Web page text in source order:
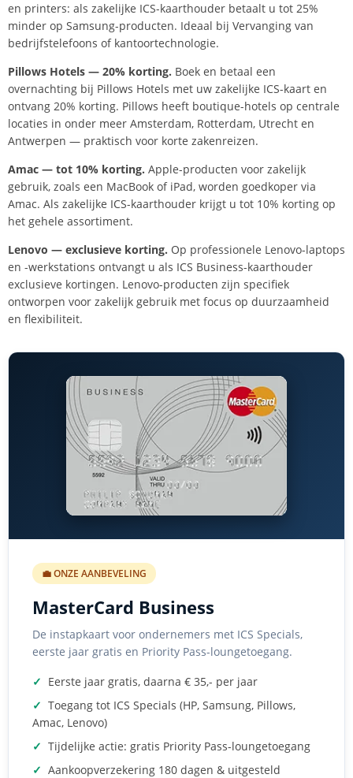
en printers: als zakelijke ICS-kaarthouder betaalt u tot 25%
minder op Samsung-producten. Ideaal bij Vervanging van
bedrijfstelefoons of kantoortechnologie.
Pillows Hotels — 20% korting. Boek en betaal een
overnachting bij Pillows Hotels met uw zakelijke ICS-kaart en
ontvang 20% korting. Pillows heeft boutique-hotels op centrale
locaties in onder meer Amsterdam, Rotterdam, Utrecht en
Antwerpen — praktisch voor korte zakenreizen.
Amac — tot 10% korting. Apple-producten voor zakelijk
gebruik, zoals een MacBook of iPad, worden goedkoper via
Amac. Als zakelijke ICS-kaarthouder krijgt u tot 10% korting op
het gehele assortiment.
Lenovo — exclusieve korting. Op professionele Lenovo-laptops
en -werkstations ontvangt u als ICS Business-kaarthouder
exclusieve kortingen. Lenovo-producten zijn specifiek
ontworpen voor zakelijk gebruik met focus op duurzaamheid
en flexibiliteit.
💼 ONZE AANBEVELING
MasterCard Business
De instapkaart voor ondernemers met ICS Specials,
eerste jaar gratis en Priority Pass-loungetoegang.
✓ Eerste jaar gratis, daarna € 35,- per jaar
✓ Toegang tot ICS Specials (HP, Samsung, Pillows,
Amac, Lenovo)
✓ Tijdelijke actie: gratis Priority Pass-loungetoegang
✓ Aankoopverzekering 180 dagen & uitgesteld